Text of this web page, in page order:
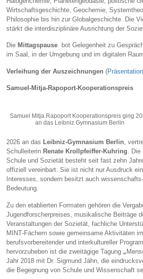
Wirtschaftsgeschichte, Geochemie,
Philosophie bis hin zur Globalgeschichte. Die
stärkt die interdisziplinäre Ausrichtung der
Die Mittagspause
bot Gelegenheit zu
im Saal, in der Umgebung und im digitalen
Verleihung der Auszeichnungen(
Samuel‑Mitja‑Rapoport‑Kooperationspreis
Samuel Mitja Rapoport Kooperationspreis ging
an das Leibniz Gymnasium Berlin
2026 an das Leibniz‑Gymnasium Berlin,
Schulleiterin Renate Krollpfeiffer‑Kuhring. Die
Schule und Sozietät besteht seit fast zehn
offiziell vereinbart. Sie ist nicht nur Ausdruck
Interesses, sondern besitzt auch
Bedeutung.
Zu den etablierten Formaten gehören die
Jugendforscherpreises, musikalische Beiträge
Veranstaltungen der Sozietät, fachliche
MINT‑Fächern sowie gemeinsame Aktivitäten
berufsvorbereitender und interkultureller
hervorzuheben ist die zweitägige Tagung „
Jahr 2018 mit Dr. Sigmund Jähn, die
die Begegnung von Schule und Wissenschaft